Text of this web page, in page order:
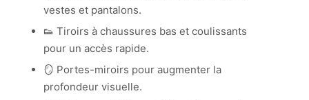
vestes et pantalons.
👟 Tiroirs à chaussures bas et coulissants
pour un accès rapide.
🪞 Portes-miroirs pour augmenter la
profondeur visuelle.